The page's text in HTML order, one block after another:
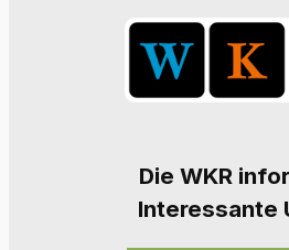
Die WKR
Interessante